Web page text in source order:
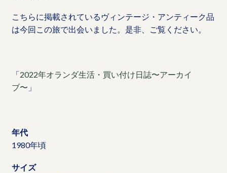
こちらに掲載されているヴィンテージ・アンティーク品
は今回この旅で出会いました。是非、ご覧ください。
「2022年オランダ生活・買い付け日誌〜アーカイ
ブ〜 」
年代
1980年頃
サイズ